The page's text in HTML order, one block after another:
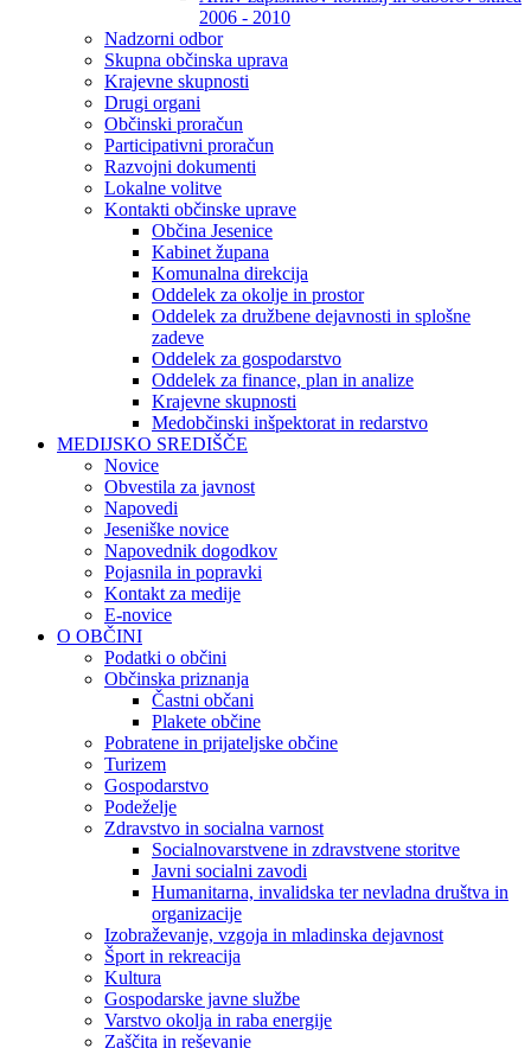
2006 - 2010
Nadzorni odbor
Skupna občinska uprava
Krajevne skupnosti
Drugi organi
Občinski proračun
Participativni proračun
Razvojni dokumenti
Lokalne volitve
Kontakti občinske uprave
Občina Jesenice
Kabinet župana
Komunalna direkcija
Oddelek za okolje in prostor
Oddelek za družbene dejavnosti in splošne
zadeve
Oddelek za gospodarstvo
Oddelek za finance, plan in analize
Krajevne skupnosti
Medobčinski inšpektorat in redarstvo
MEDIJSKO SREDIŠČE
Novice
Obvestila za javnost
Napovedi
Jeseniške novice
Napovednik dogodkov
Pojasnila in popravki
Kontakt za medije
E-novice
O OBČINI
Podatki o občini
Občinska priznanja
Častni občani
Plakete občine
Pobratene in prijateljske občine
Turizem
Gospodarstvo
Podeželje
Zdravstvo in socialna varnost
Socialnovarstvene in zdravstvene storitve
Javni socialni zavodi
Humanitarna, invalidska ter nevladna društva in
organizacije
Izobraževanje, vzgoja in mladinska dejavnost
Šport in rekreacija
Kultura
Gospodarske javne službe
Varstvo okolja in raba energije
Zaščita in reševanje